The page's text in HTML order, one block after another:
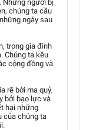
Những người bị
chúng ta cầu
ngày sau
trong gia đình
Chúng ta kêu
cộng đồng và
rẽ bởi ma quỷ.
bởi bạo lực và
hại những
của chúng ta